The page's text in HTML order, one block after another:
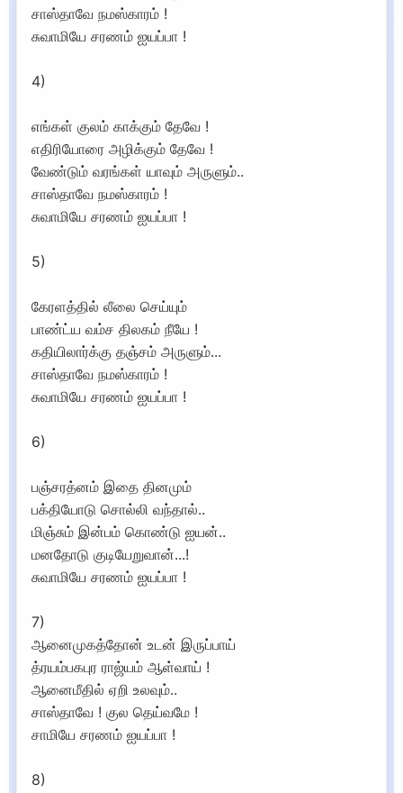
சாஸ்தாவே நமஸ்காரம் !
சுவாமியே சரணம் ஐயப்பா !
4)
எங்கள் குலம் காக்கும் தேவே !
எதிரியோரை அழிக்கும் தேவே !
வேண்டும் வரங்கள் யாவும் அருளும்..
சாஸ்தாவே நமஸ்காரம் !
சுவாமியே சரணம் ஐயப்பா !
5)
கேரளத்தில் லீலை செய்யும்
பாண்ட்ய வம்ச திலகம் நீயே !
கதியிலார்க்கு தஞ்சம் அருளும்...
சாஸ்தாவே நமஸ்காரம் !
சுவாமியே சரணம் ஐயப்பா !
6)
பஞ்சரத்னம் இதை தினமும்
பக்தியோடு சொல்லி வந்தால்..
மிஞ்சும் இன்பம் கொண்டு ஐயன்..
மனதோடு குடியேறுவான்...!
சுவாமியே சரணம் ஐயப்பா !
7)
ஆனைமுகத்தோன் உடன் இருப்பாய்
த்ரயம்பகபுர ராஜ்யம் ஆள்வாய் !
ஆனைமீதில் ஏறி உலவும்..
சாஸ்தாவே ! குல தெய்வமே !
சாமியே சரணம் ஐயப்பா !
8)